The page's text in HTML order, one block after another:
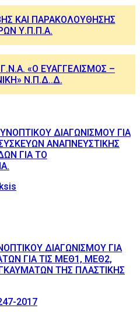
ΚΑΙ ΠΑΡΑΚΟΛΟΥΘΗΣΗΣ
Υ.Π.Π.Α.
«Ο ΕΥΑΓΓΕΛΙΣΜΟΣ –
Ν.Π.Δ..Δ.
ΔΙΑΓΩΝΙΣΜΟΥ ΓΙΑ
ΑΝΑΠΝΕΥΣΤΙΚΗΣ
ΓΙΑ ΤΟ
ΔΙΑΓΩΝΙΣΜΟΥ ΓΙΑ
ΓΙΑ ΤΙΣ ΜΕΘ1, ΜΕΘ2,
ΤΗΣ ΠΛΑΣΤΙΚΗΣ
2017